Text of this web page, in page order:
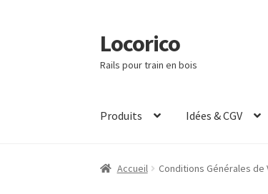
Aller
à
la
Aller
au
contenu
Locorico
Rails pour train en bois
Produits Idées & CGV
Accueil Conditions Générales de